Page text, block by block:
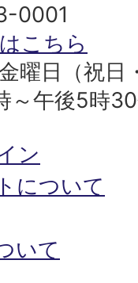
0001
こちら
曜日（祝日
～午後5時
ン
について
いて